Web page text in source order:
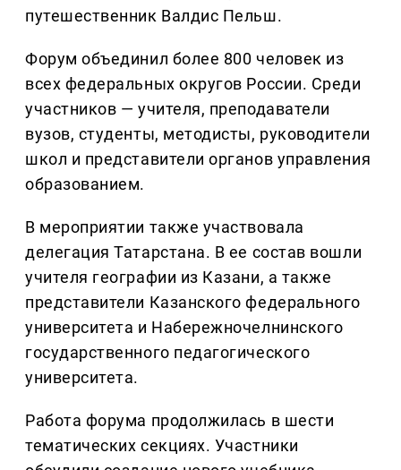
путешественник Валдис Пельш.
Форум объединил более 800 человек из
всех федеральных округов России. Среди
участников — учителя, преподаватели
вузов, студенты, методисты, руководители
школ и представители органов управления
образованием.
В мероприятии также участвовала
делегация Татарстана. В ее состав вошли
учителя географии из Казани, а также
представители Казанского федерального
университета и Набережночелнинского
государственного педагогического
университета.
Работа форума продолжилась в шести
тематических секциях. Участники